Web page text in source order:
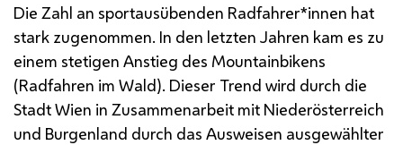
Die Zahl an sportausübenden Radfahrer*innen hat
stark zugenommen. In den letzten Jahren kam es zu
einem stetigen Anstieg des Mountainbikens
(Radfahren im Wald). Dieser Trend wird durch die
Stadt Wien in Zusammenarbeit mit Niederösterreich
und Burgenland durch das Ausweisen ausgewählter